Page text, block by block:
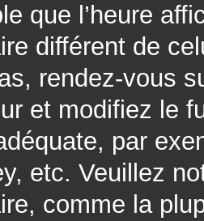
que l’heure
différent de
rendez-vous
et modifiez le
par
etc. Veuillez
comme la